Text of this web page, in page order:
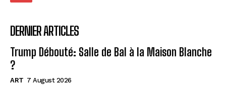
DERNIER ARTICLES
Trump Débouté: Salle de Bal à la Maison Blanche
?
ART 7 August 2026